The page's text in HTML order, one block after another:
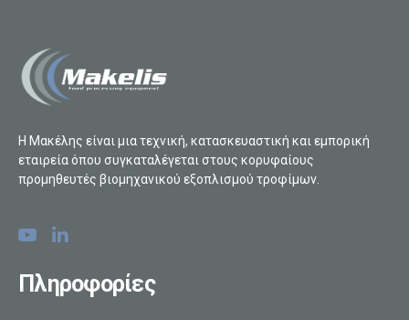
Η Μακέλης είναι μια τεχνική, κατασκευαστική και εμπορική
εταιρεία όπου συγκαταλέγεται στους κορυφαίους
προμηθευτές βιομηχανικού εξοπλισμού τροφίμων.
Πληροφορίες